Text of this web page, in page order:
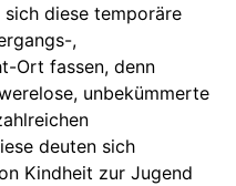
diese temporäre
,
Ort fassen, denn
unbekümmerte
deuten sich
Kindheit zur Jugend